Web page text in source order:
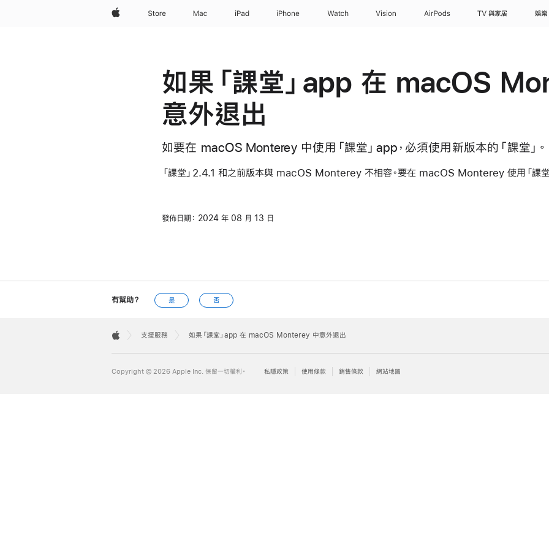
Apple Store Mac iPad iPhone Watch Vision AirPods TV 與家居 娛樂
如果「課堂」app 在 macOS
意外退出
如要在 macOS Monterey 中使用「課堂」app，必須使用新版本的「課堂」。
「課堂」2.4.1 和之前版本與 macOS Monterey 不相容。要在 macOS Monterey 使用「課堂」
發佈日期： 2024 年 08 月 13 日
有幫助？ 是 否
Footer

支援服務 如果「課堂」app 在 macOS Monterey 中意外退出
Copyright © 2026 Apple Inc. 保留一切權利。 私隱政策 使用條款 銷售條款 網站地圖